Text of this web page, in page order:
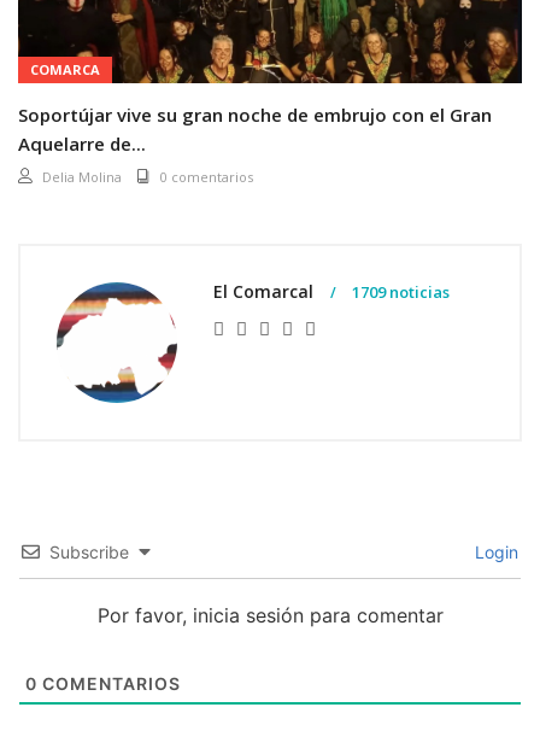
COMARCA
Soportújar vive su gran noche de embrujo con el Gran
Aquelarre de...
Delia Molina 0 comentarios
El Comarcal 1709 noticias
Subscribe Login
Por favor, inicia sesión para comentar
0 COMENTARIOS